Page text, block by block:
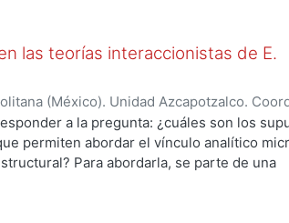
las teorías interaccionistas de E.
(México). Unidad Azcapotzalco.
)Gaytan Sánchez, Amalia Patricia
a la pregunta: ¿cuáles son los
permiten abordar el vínculo analítico
Para abordarla, se parte de una